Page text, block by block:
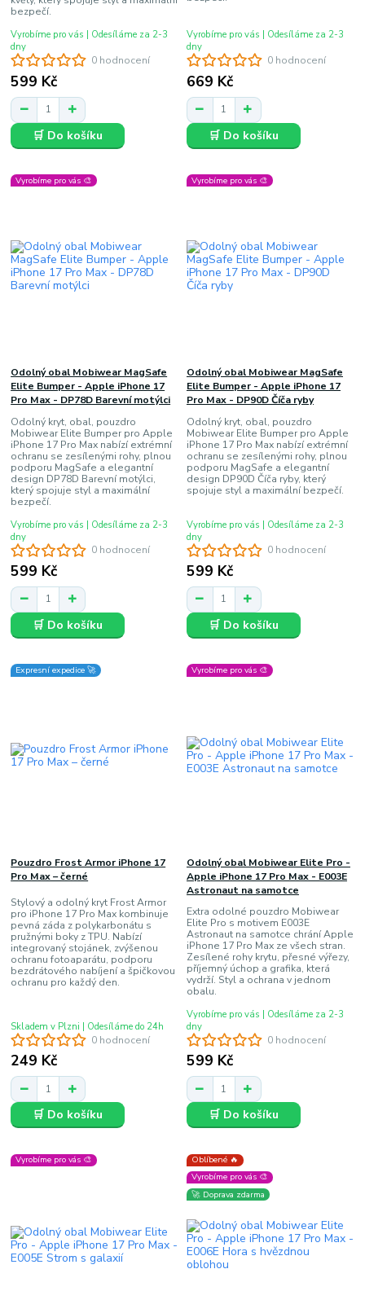
0 hodnocení
bezpečí.
599 Kč
Vyrobíme pro vás | Odesíláme za 2-3
dny
🛒 Do košíku
0 hodnocení
669 Kč
Vyrobíme pro vás | Odesíláme za 2-3
dny
🛒 Do košíku
Vyrobíme pro vás 🎨
0 hodnocení
Odolný obal Mobiwear MagSafe
Elite Bumper - Apple iPhone 17
Pro Max - DP78D Barevní motýlci
Odolný kryt, obal, pouzdro
Mobiwear Elite Bumper pro Apple
iPhone 17 Pro Max nabízí extrémní
ochranu se zesílenými rohy, plnou
podporu MagSafe a elegantní
design DP78D Barevní motýlci,
který spojuje styl a maximální
bezpečí.
599 Kč
Vyrobíme pro vás | Odesíláme za 2-3
dny
🛒 Do košíku
Vyrobíme pro vás 🎨
0 hodnocení
Odolný obal Mobiwear MagSafe
Elite Bumper - Apple iPhone 17
Pro Max - DP90D Číča ryby
Odolný kryt, obal, pouzdro
Mobiwear Elite Bumper pro Apple
iPhone 17 Pro Max nabízí extrémní
ochranu se zesílenými rohy, plnou
podporu MagSafe a elegantní
design DP90D Číča ryby, který
spojuje styl a maximální bezpečí.
599 Kč
Vyrobíme pro vás | Odesíláme za 2-3
dny
🛒 Do košíku
Expresní expedice 🚀
0 hodnocení
Pouzdro Frost Armor iPhone 17
Pro Max – černé
Stylový a odolný kryt Frost Armor
pro iPhone 17 Pro Max kombinuje
pevná záda z polykarbonátu s
pružnými boky z TPU. Nabízí
integrovaný stojánek, zvýšenou
ochranu fotoaparátu, podporu
bezdrátového nabíjení a špičkovou
ochranu pro každý den.
249 Kč
Skladem v Plzni | Odesíláme do 24h
🛒 Do košíku
Vyrobíme pro vás 🎨
0 hodnocení
Odolný obal Mobiwear Elite Pro -
Apple iPhone 17 Pro Max - E003E
Astronaut na samotce
Extra odolné pouzdro Mobiwear
Elite Pro s motivem E003E
Astronaut na samotce chrání Apple
iPhone 17 Pro Max ze všech stran.
Zesílené rohy krytu, přesné výřezy,
příjemný úchop a grafika, která
vydrží. Styl a ochrana v jednom
obalu.
599 Kč
Vyrobíme pro vás | Odesíláme za 2-3
dny
🛒 Do košíku
Vyrobíme pro vás 🎨
Oblíbené 🔥
Vyrobíme pro vás 🎨
🚀 Doprava zdarma